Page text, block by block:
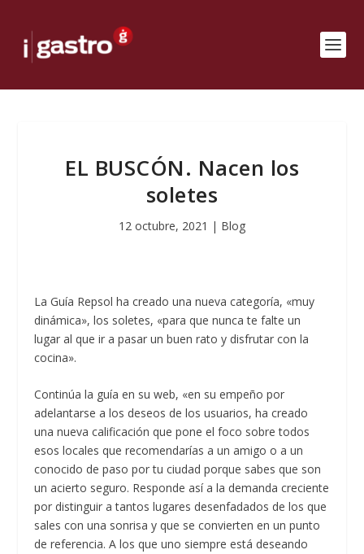
EL BUSCÓN. Nacen los
soletes
12 octubre, 2021 | Blog
La Guía Repsol ha creado una nueva categoría, «muy
dinámica», los soletes, «para que nunca te falte un
lugar al que ir a pasar un buen rato y disfrutar con la
cocina».
Continúa la guía en su web, «en su empeño por
adelantarse a los deseos de los usuarios, ha creado
una nueva calificación que pone el foco sobre todos
esos locales que recomendarías a un amigo o a un
conocido de paso por tu ciudad porque sabes que son
un acierto seguro. Responde así a la demanda creciente
por distinguir a tantos lugares desenfadados de los que
sales con una sonrisa y que se convierten en un punto
de referencia. A los que uno siempre está deseando